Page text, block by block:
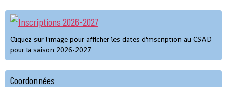
Cliquez sur l'image pour afficher les dates d'inscription au CSAD
pour la saison 2026-2027
Coordonnées